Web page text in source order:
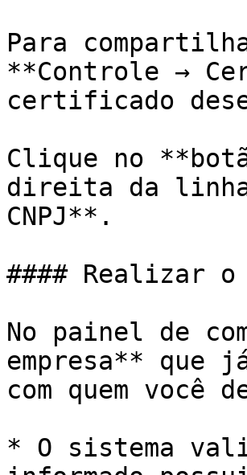
Para
**Controle →
certificado
Clique no
direita da
CNPJ**.
#### Realizar o
No painel de
empresa** que
com quem
* O sistema